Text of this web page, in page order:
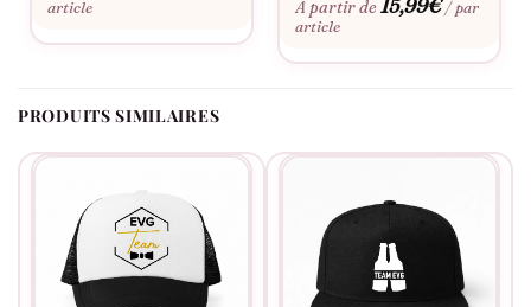
article
À partir de15,99€ / par
article
PRODUITS SIMILAIRES